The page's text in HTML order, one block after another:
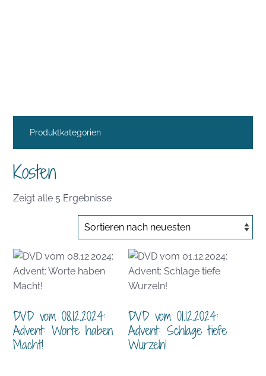
Produktkategorien
Kosten
Zeigt alle 5 ErgebnisseNach
Aktualität
sortiert
DVD vom 08.12.2024:
Advent: Worte haben
Macht!
DVD vom 01.12.2024:
Advent: Schlage tiefe
Wurzeln!